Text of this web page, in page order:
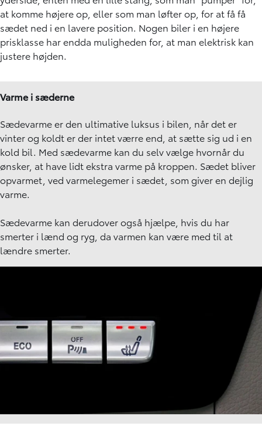
at komme højere op, eller som man løfter op, for at få få
sædet ned i en lavere position. Nogen biler i en højere
prisklasse har endda muligheden for, at man elektrisk kan
justere højden.
Varme i sæderne
Sædevarme er den ultimative luksus i bilen, når det er
vinter og koldt er der intet værre end, at sætte sig ud i en
kold bil. Med sædevarme kan du selv vælge hvornår du
ønsker, at have lidt ekstra varme på kroppen. Sædet bliver
opvarmet, ved varmelegemer i sædet, som giver en dejlig
varme.
Sædevarme kan derudover også hjælpe, hvis du har
smerter i lænd og ryg, da varmen kan være med til at
lændre smerter.